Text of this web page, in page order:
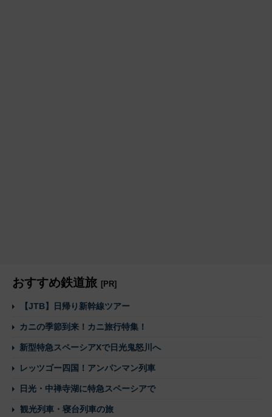
おすすめ鉄道旅 [PR]
【JTB】日帰り新幹線ツアー
カニの季節到来！カニ旅行特集！
新型特急スペーシアXで日光鬼怒川へ
レッツゴー四国！アンパンマン列車
日光・中禅寺湖に特急スペーシアで
観光列車・寝台列車の旅